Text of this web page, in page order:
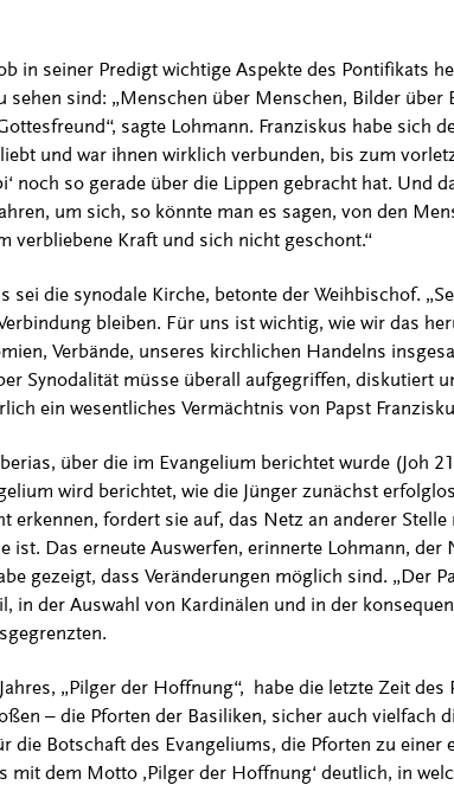
in seiner Predigt wichtige Aspekte des Pontifikats
sehen sind: „Menschen über Menschen, Bilder über
sagte Lohmann. Franziskus habe sich
und war ihnen wirklich verbunden, bis zum
noch so gerade über die Lippen gebracht hat. Und
um sich, so könnte man es sagen, von den
verbliebene Kraft und sich nicht geschont.“
sei die synodale Kirche, betonte der Weihbischof.
bleiben. Für uns ist wichtig, wie wir das
Verbände, unseres kirchlichen Handelns
Synodalität müsse überall aufgegriffen, diskutiert
ein wesentliches Vermächtnis von Papst
über die im Evangelium berichtet wurde (Joh
wird berichtet, wie die Jünger zunächst
erkennen, fordert sie auf, das Netz an anderer
ist. Das erneute Auswerfen, erinnerte Lohmann,
gezeigt, dass Veränderungen möglich sind. „Der
in der Auswahl von Kardinälen und in der
„Pilger der Hoffnung“, habe die letzte Zeit
– die Pforten der Basiliken, sicher auch vielfach
die Botschaft des Evangeliums, die Pforten zu einer
mit dem Motto ,Pilger der Hoffnung‘ deutlich, in